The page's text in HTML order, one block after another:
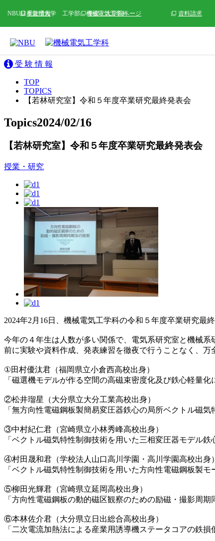
受 験 情 報
NBU日本文理大学 工学部 機械電気工学科
受験情報 学部・大学院ページ 資料請求
TOP
TOPICS
【若林研究室】令和５年度卒業研究最終発表会
Topics2024/02/16
【若林研究室】令和５年度卒業研究最終発表会
授業・研究
2024年2月16日、機械電気工学科の令和５年度卒業研究最
今年の４年生は人数が多い関係で、電気系研究室と機械
前に実験や資料作成、発表練習を徹夜で行うことなく、
①田村優汰君（福岡県立小倉西高校出身）
「磁選機モデルが作る空間の高磁束密度化及び鉄心軽量化
②松井瑠星（大分県立大分工業高校出身）
「無方向性電磁鋼板製簡易変圧器鉄心の局所ベクトル磁気
③中村紀仁君（宮崎県立小林秀峰高校出身）
「ベクトル磁気特性制御技術を用いた三相変圧器モデル鉄
④村田晟和君（学校法人山口高川学園・高川学園高校出身）
「ベクトル磁気特性制御技術を用いた方向性電磁鋼板製モ
⑤柳田光輝君（宮崎県立延岡高校出身）
「方向性電磁鋼板の動的磁区観察のための励磁・撮影周期
⑥本林佐介君（大分県立日出総合高校出身）
「二次電流加熱法による産業用誘導機ステータコアの鉄損